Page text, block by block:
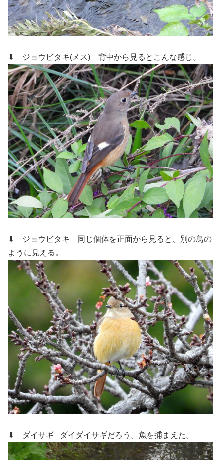
⬇ ジョウビタキ(メス) 背中から見るとこんな感じ。
⬇ ジョウビタキ
同じ個体を正面から見ると、別の鳥の
ように見える。
⬇ ダイサギ ダイダイサギだろう。魚を捕まえた。